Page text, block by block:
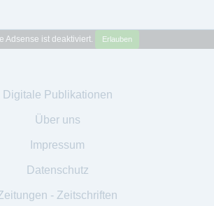
Adsense ist deaktiviert. Erlauben
Digitale Publikationen
Über uns
Impressum
Datenschutz
- Zeitschriften